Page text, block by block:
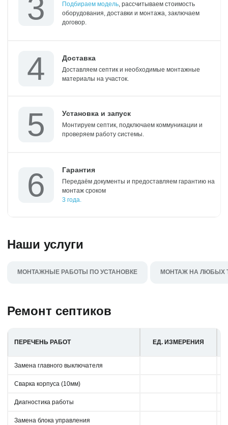
Подбираем модель, рассчитываем стоимость
оборудования, доставки и монтажа, заключаем
договор.
Доставка
Доставляем септик и необходимые монтажные
материалы на участок.
Установка и запуск
Монтируем септик, подключаем коммуникации и
проверяем работу системы.
Гарантия
Передаём документы и предоставляем гарантию на
монтаж сроком
3 года.
Наши услуги
МОНТАЖНЫЕ РАБОТЫ ПО УСТАНОВКЕ МОНТАЖ НА ЛЮБЫХ
Ремонт септиков
ПЕРЕЧЕНЬ РАБОТ ЕД. ИЗМЕРЕНИЯ
Замена главного выключателя
Сварка корпуса (10мм)
Диагностика работы
Замена блока управления